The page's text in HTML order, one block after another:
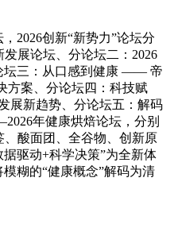
2026创新“新势力”论坛分
展论坛、分论坛二：2026
坛三：从口感到健康 —— 帝
方案、分论坛四：科技赋
新趋势、分论坛五：解码
年健康烘焙论坛，分别
酸面团、全谷物、创新原
驱动+科学决策”为全新体
糊的“健康概念”解码为清